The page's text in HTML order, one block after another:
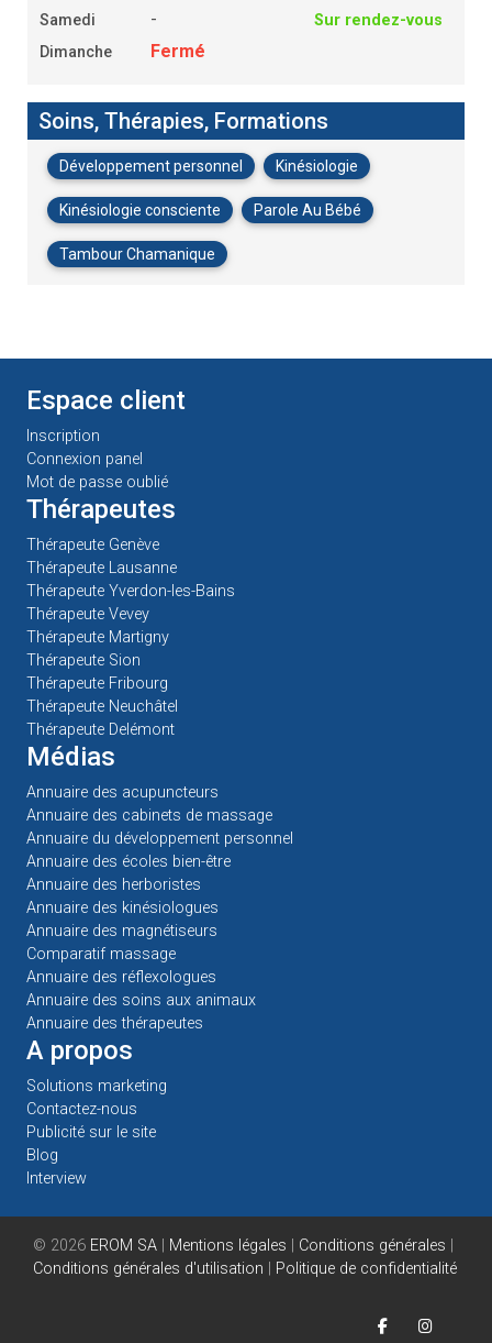
Samedi
-
Sur rendez-vous
Dimanche
Fermé
Soins, Thérapies, Formations
Développement personnel Kinésiologie
Kinésiologie consciente Parole Au Bébé
Tambour Chamanique
Espace client
Inscription
Connexion panel
Mot de passe oublié
Thérapeutes
Thérapeute Genève
Thérapeute Lausanne
Thérapeute Yverdon-les-Bains
Thérapeute Vevey
Thérapeute Martigny
Thérapeute Sion
Thérapeute Fribourg
Thérapeute Neuchâtel
Thérapeute Delémont
Médias
Annuaire des acupuncteurs
Annuaire des cabinets de massage
Annuaire du développement personnel
Annuaire des écoles bien-être
Annuaire des herboristes
Annuaire des kinésiologues
Annuaire des magnétiseurs
Comparatif massage
Annuaire des réflexologues
Annuaire des soins aux animaux
Annuaire des thérapeutes
A propos
Solutions marketing
Contactez-nous
Publicité sur le site
Blog
Interview
© 2026 EROM SA Mentions légales Conditions générales
Conditions générales d'utilisation
Politique de confidentialité